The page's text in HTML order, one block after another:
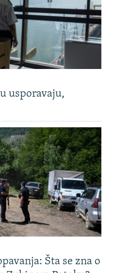
usporavaju,
Šta se zna o